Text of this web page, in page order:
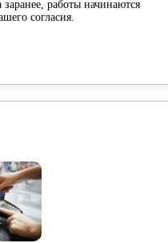
работы начинаются
согласия.